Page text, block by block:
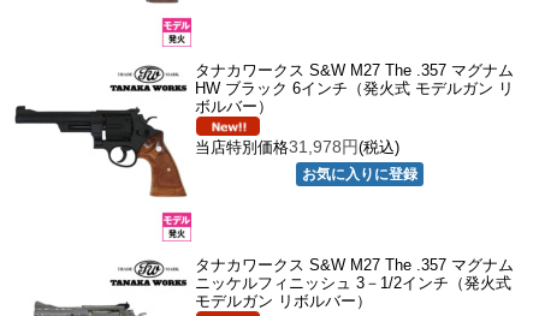
タナカワークス S&W M27 The .357 マグナム
HW ブラック 6インチ（発火式 モデルガン リ
ボルバー）
当店特別価格31,978円(税込)
タナカワークス S&W M27 The .357 マグナム
ニッケルフィニッシュ 3－1/2インチ（発火式
モデルガン リボルバー）